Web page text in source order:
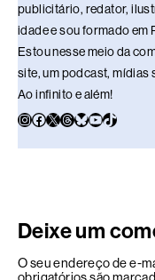
publicitário, redator,
idade e sou formado em
Estou nesse meio da
site, um podcast, mídias
Ao infinito e além!
Deixe um
O seu endereço de e-